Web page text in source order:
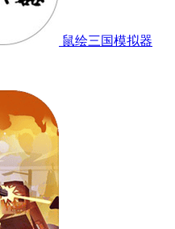
鼠绘三国模拟器